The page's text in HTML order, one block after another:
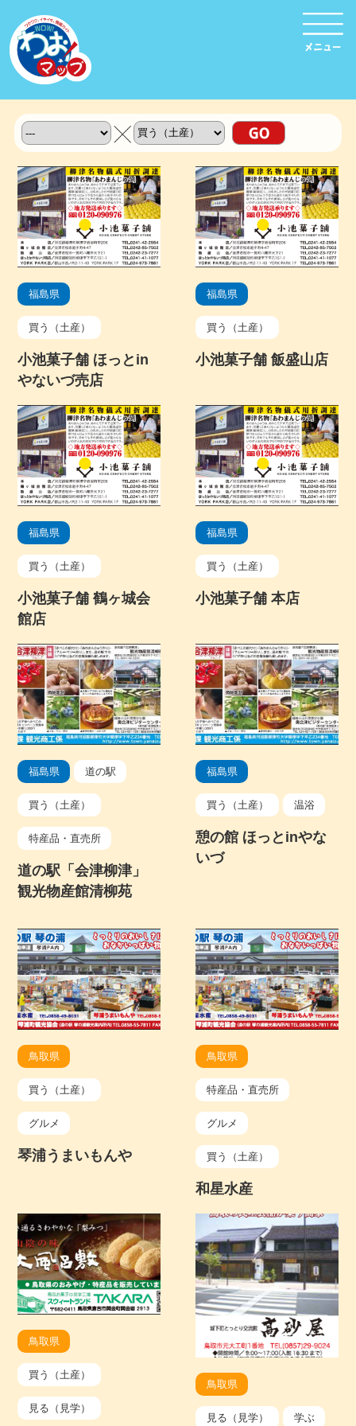
福島県
買う（土産）
小池菓子舗 ほっとin
やないづ売店
福島県
買う（土産）
小池菓子舗 飯盛山店
福島県
買う（土産）
小池菓子舗 鶴ヶ城会
館店
福島県
買う（土産）
小池菓子舗 本店
福島県 道の駅
買う（土産）
特産品・直売所
道の駅「会津柳津」
観光物産館清柳苑
福島県
買う（土産） 温浴
憩の館 ほっとinやな
いづ
鳥取県
買う（土産）
グルメ
琴浦うまいもんや
鳥取県
特産品・直売所
グルメ
買う（土産）
和星水産
鳥取県
買う（土産）
見る（見学）
鳥取県
見る（見学） 学ぶ